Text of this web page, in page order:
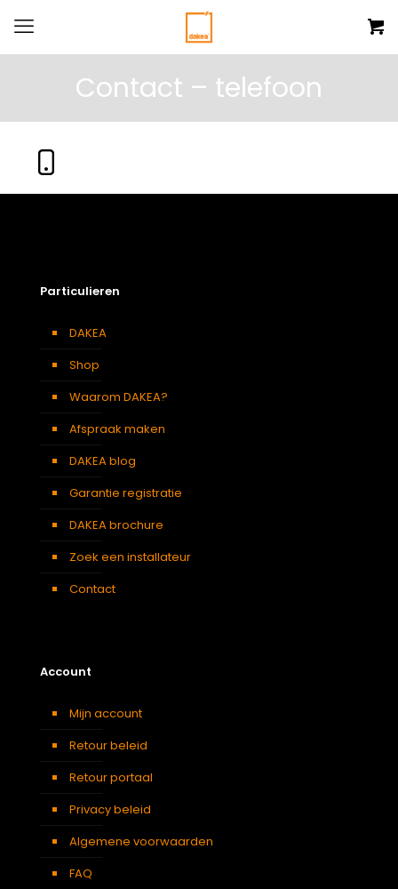
Contact – telefoon
Particulieren
DAKEA
Shop
Waarom DAKEA?
Afspraak maken
DAKEA blog
Garantie registratie
DAKEA brochure
Zoek een installateur
Contact
Account
Mijn account
Retour beleid
Retour portaal
Privacy beleid
Algemene voorwaarden
FAQ